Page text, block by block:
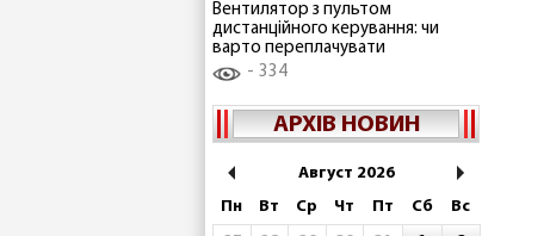
Вентилятор з пультом
дистанційного керування: чи
варто переплачувати
334
АРХІВ НОВИН
Август 2026
Пн
Вт Ср Чт Пт Сб
Вс